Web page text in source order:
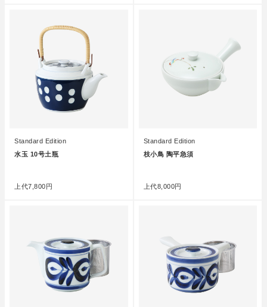
Standard Edition
水玉 10号土瓶
上代7,800円
Standard Edition
枝小鳥 陶平急須
上代8,000円